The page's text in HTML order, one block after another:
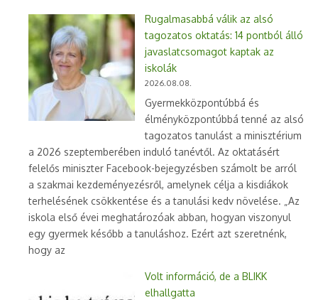
Rugalmasabbá válik az alsó
tagozatos oktatás: 14 pontból álló
javaslatcsomagot kaptak az
iskolák
2026.08.08.
Gyermekközpontúbbá és
élményközpontúbbá tenné az alsó
tagozatos tanulást a minisztérium
a 2026 szeptemberében induló tanévtől. Az oktatásért
felelős miniszter Facebook-bejegyzésben számolt be arról
a szakmai kezdeményezésről, amelynek célja a kisdiákok
terhelésének csökkentése és a tanulási kedv növelése. „Az
iskola első évei meghatározóak abban, hogyan viszonyul
egy gyermek később a tanuláshoz. Ezért azt szeretnénk,
hogy az
Volt információ, de a BLIKK
elhallgatta